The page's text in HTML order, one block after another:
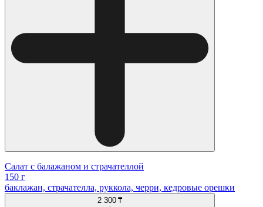
Салат с балажаном и страчателлой
150 г
баклажан, страчателла, руккола, черри, кедровые орешки
2 300 ₸